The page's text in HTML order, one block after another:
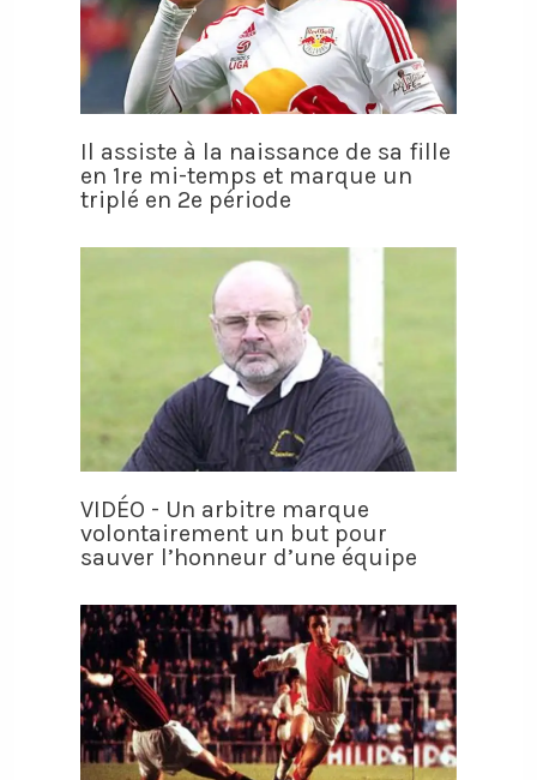
Il assiste à la naissance de sa fille
en 1re mi-temps et marque un
triplé en 2e période
VIDÉO - Un arbitre marque
volontairement un but pour
sauver l’honneur d’une équipe